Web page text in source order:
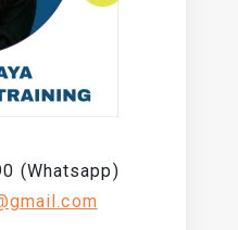
(Whatsapp)